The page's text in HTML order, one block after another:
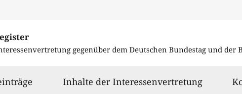
gegenüber dem Deutschen Bundestag und der
Inhalte der Interessenvertretung